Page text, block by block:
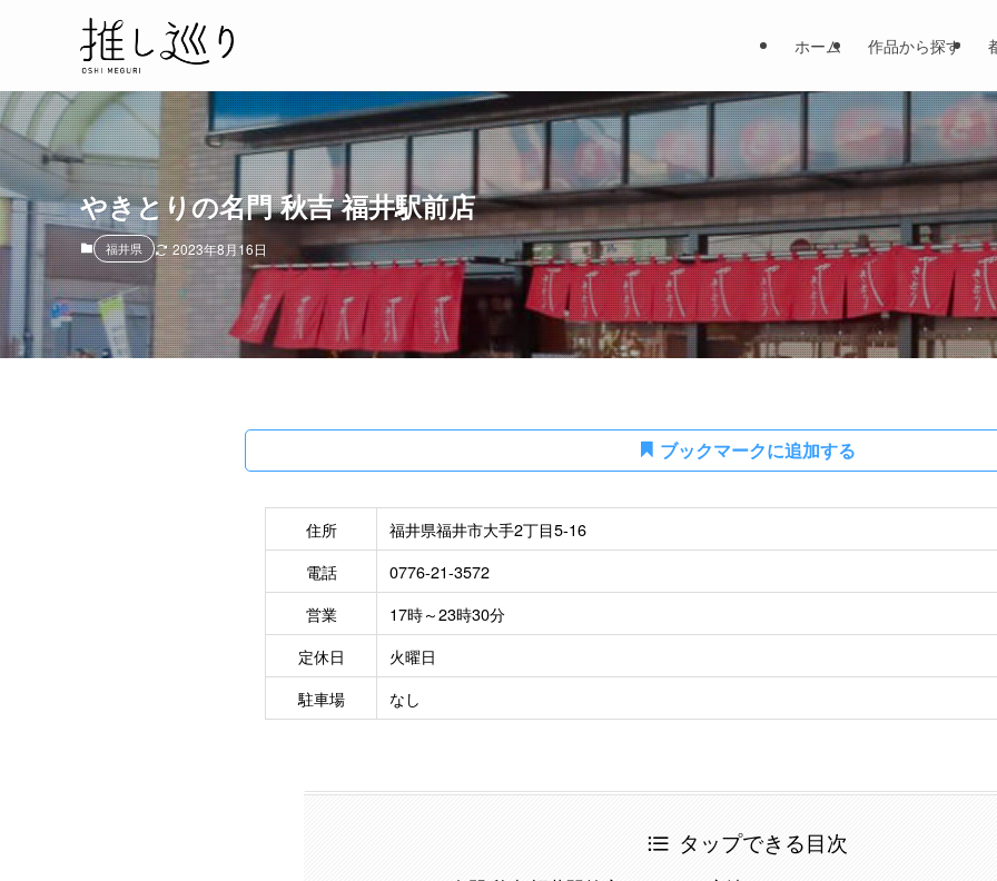
ホーム 作品から探す
やきとりの名門 秋吉 福井駅前店
福井県 2023年8月16日
ブックマークに追加する
住所
福井県福井市大手2丁目5-16
電話
0776-21-3572
営業
17時～23時30分
定休日
火曜日
駐車場
なし
タップできる目次